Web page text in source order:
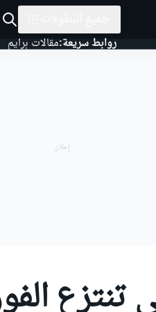
روابط سريعة:مقالات برايم